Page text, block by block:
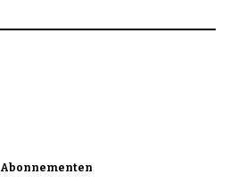
Abonnementen